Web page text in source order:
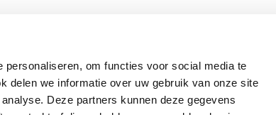
om functies voor social media te
delen we informatie over uw gebruik van onze site
Deze partners kunnen deze gegevens